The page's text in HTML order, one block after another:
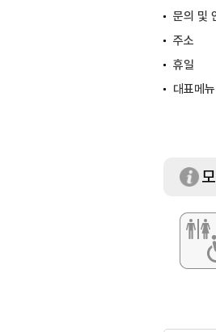
문의 및
주소
휴일
대표메뉴